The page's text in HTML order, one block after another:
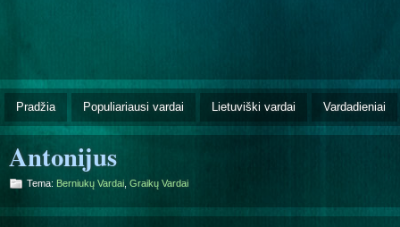
Pradžia Populiariausi vardai Lietuviški vardai Vardadieniai
Antonijus
Tema: Berniukų Vardai Graikų Vardai